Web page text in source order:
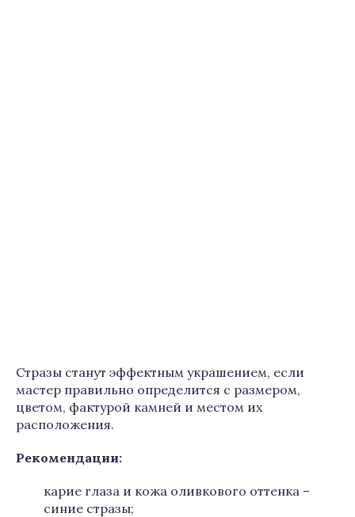
Стразы станут эффектным украшением, если
мастер правильно определится с размером,
цветом, фактурой камней и местом их
расположения.
Рекомендации:
карие глаза и кожа оливкового оттенка –
синие стразы;